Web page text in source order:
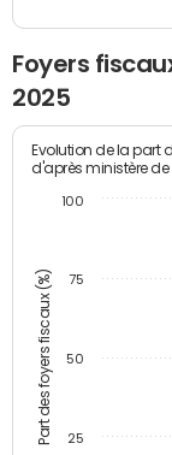
Foyers
2025
Part des foyers fiscaux (%)
Evolution de la part
d'après ministère de
25
50
75
100